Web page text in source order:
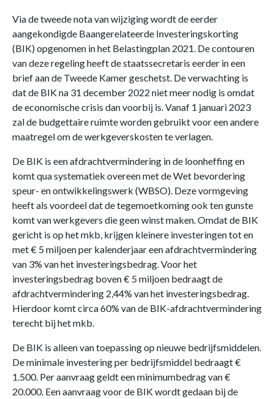
Via de tweede nota van wijziging wordt de eerder
aangekondigde Baangerelateerde Investeringskorting
(BIK) opgenomen in het Belastingplan 2021. De contouren
van deze regeling heeft de staatssecretaris eerder in een
brief aan de Tweede Kamer geschetst. De verwachting is
dat de BIK na 31 december 2022 niet meer nodig is omdat
de economische crisis dan voorbij is. Vanaf 1 januari 2023
zal de budgettaire ruimte worden gebruikt voor een andere
maatregel om de werkgeverskosten te verlagen.
De BIK is een afdrachtvermindering in de loonheffing en
komt qua systematiek overeen met de Wet bevordering
speur- en ontwikkelingswerk (WBSO). Deze vormgeving
heeft als voordeel dat de tegemoetkoming ook ten gunste
komt van werkgevers die geen winst maken. Omdat de BIK
gericht is op het mkb, krijgen kleinere investeringen tot en
met € 5 miljoen per kalenderjaar een afdrachtvermindering
van 3% van het investeringsbedrag. Voor het
investeringsbedrag boven € 5 miljoen bedraagt de
afdrachtvermindering 2,44% van het investeringsbedrag.
Hierdoor komt circa 60% van de BIK-afdrachtvermindering
terecht bij het mkb.
De BIK is alleen van toepassing op nieuwe bedrijfsmiddelen.
De minimale investering per bedrijfsmiddel bedraagt €
1.500. Per aanvraag geldt een minimumbedrag van €
20.000. Een aanvraag voor de BIK wordt gedaan bij de